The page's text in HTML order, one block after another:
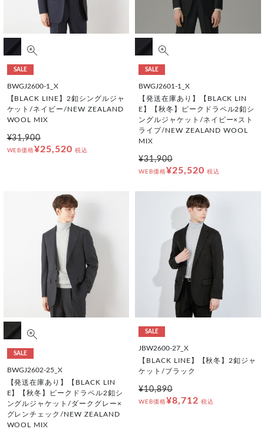
SALE
BWGJ2600-1_X
【BLACK LINE】2釦シングルジャ
ケット/ネイビー/NEW ZEALAND
WOOL MIX
¥31,900
WEB価格¥25,520 税込
SALE
BWGJ2601-1_X
【発送在庫あり】【BLACK LIN
E】【秋冬】ピークドラペル2釦シ
ングルジャケット/ネイビー×スト
ライプ/NEW ZEALAND WOOL
MIX
¥31,900
WEB価格¥25,520 税込
SALE
BWGJ2602-25_X
【発送在庫あり】【BLACK LIN
E】【秋冬】ピークドラペル2釦シ
ングルジャケット/ダークグレー×
グレンチェック/NEW ZEALAND
WOOL MIX
SALE
JBW2600-27_X
【BLACK LINE】【秋冬】2釦ジャ
ケット/ブラック
¥10,890
WEB価格¥8,712 税込